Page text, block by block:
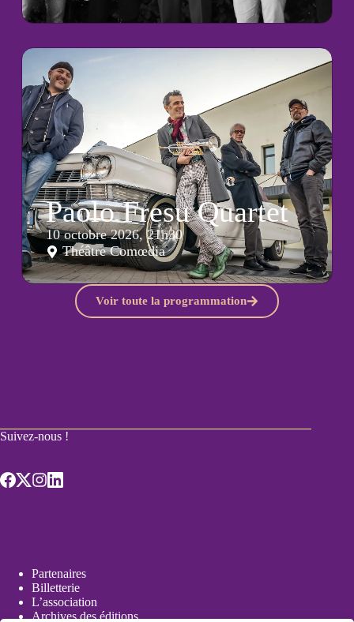
Paolo Fresu Quartet
10 octobre 2026, 21h30
Théâtre Comœdia
Voir toute la programmation
Suivez-nous !
Partenaires
Billetterie
L’association
Archives des éditions